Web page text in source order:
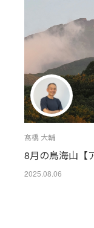
髙橋 大輔
8月の鳥海山【
2025.08.06